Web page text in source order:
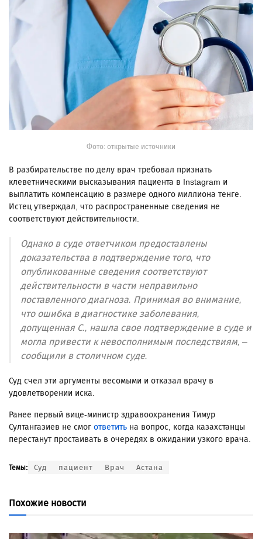
Фото: открытые источники
В разбирательстве по делу врач требовал признать
клеветническими высказывания пациента в Instagram и
выплатить компенсацию в размере одного миллиона тенге.
Истец утверждал, что распространенные сведения не
соответствуют действительности.
Однако в суде ответчиком предоставлены
доказательства в подтверждение того, что
опубликованные сведения соответствуют
действительности в части неправильно
поставленного диагноза. Принимая во внимание,
что ошибка в диагностике заболевания,
допущенная С., нашла свое подтверждение в суде и
могла привести к невосполнимым последствиям, –
сообщили в столичном суде.
Суд счел эти аргументы весомыми и отказал врачу в
удовлетворении иска.
Ранее первый вице-министр здравоохранения Тимур
Султангазиев не смог ответить на вопрос, когда казахстанцы
перестанут простаивать в очередях в ожидании узкого врача.
Темы: Суд пациент Врач Астана
Похожие новости